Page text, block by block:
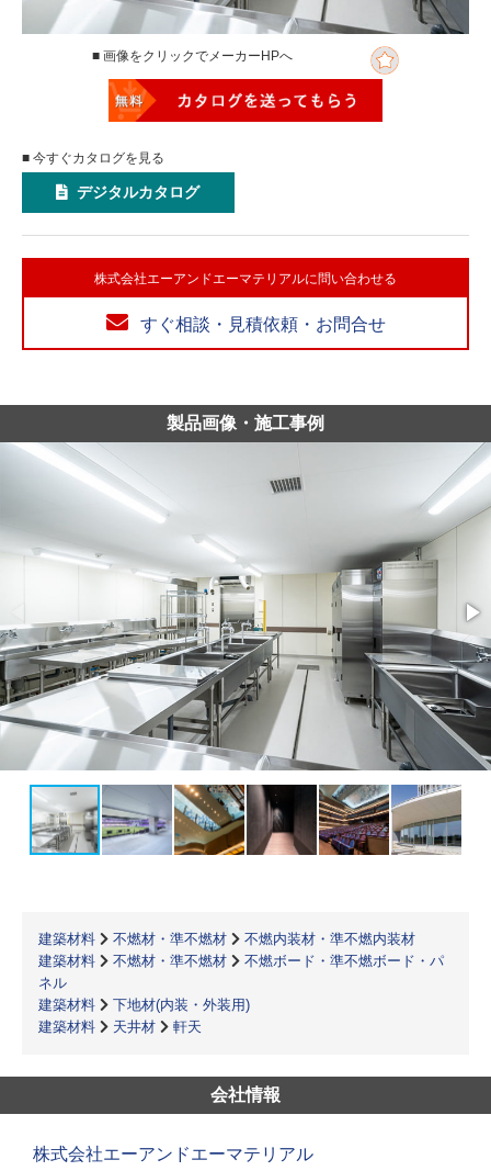
■ 画像をクリックでメーカーHPへ
■ 今すぐカタログを見る
デジタルカタログ
株式会社エーアンドエーマテリアルに問い合わせる
すぐ相談・見積依頼・お問合せ
製品画像・施工事例
建築材料 不燃材・準不燃材
不燃内装材・準不燃内装材
建築材料
不燃材・準不燃材
不燃ボード・準不燃ボード・パ
ネル
建築材料
下地材(内装・外装用)
建築材料
天井材 軒天
会社情報
株式会社エーアンドエーマテリアル